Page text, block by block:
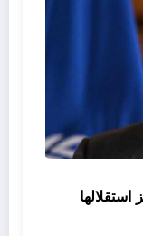
استقلالها